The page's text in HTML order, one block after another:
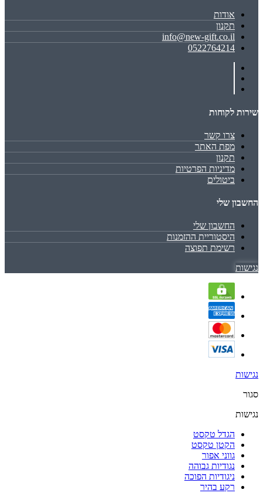
אודות
תקנון
info@new-gift.co.il
0522764214
שירות לקוחות
צרו קשר
מפת האתר
תקנון
מדיניות הפרטיות
ביטולים
החשבון שלי
החשבון שלי
היסטוריית ההזמנות
רשימת תפוצה
נגישות
נגישות
סגור
נגישות
הגדל טקסט
הקטן טקסט
גווני אפור
נגודיות גבוהה
ניגודיות הפוכה
רקע בהיר